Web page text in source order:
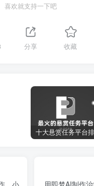
喜欢就支持一下吧
分享 收藏
，小
用即梦AI制作